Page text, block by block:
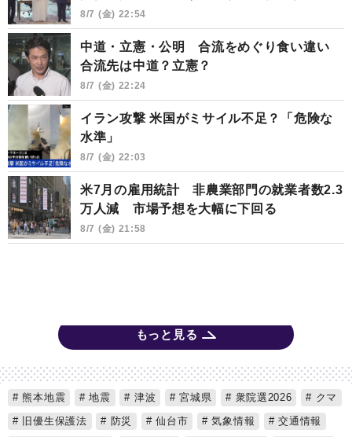
8/7 (金) 22:54
中道・立憲・公明 合流をめぐり食い違い
合流先は中道？立憲？
8/7 (金) 22:24
イラン攻撃 米国がミサイル不足？「危険な
水準」
8/7 (金) 22:03
米7月の雇用統計 非農業部門の就業者数2.3
万人減 市場予想を大幅に下回る
8/7 (金) 21:58
もっと見る
熊本地震 地震 津波 宮城県 衆院選2026
クマ
旧優生保護法
防災 仙台市 気象情報
交通情報